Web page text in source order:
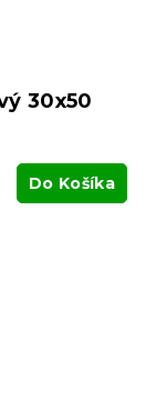
30x50
Do Košíka